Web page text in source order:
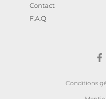
Contact
F.A.Q
Conditions